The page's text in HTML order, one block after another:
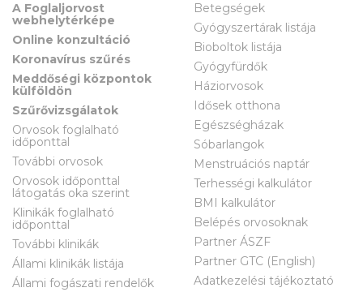
A Foglaljorvost
webhelytérképe
Online konzultáció
Koronavírus szűrés
Meddőségi központok
külföldön
Szűrővizsgálatok
Orvosok foglalható
időponttal
További orvosok
Orvosok időponttal
látogatás oka szerint
Klinikák foglalható
időponttal
További klinikák
Állami klinikák listája
Állami fogászati rendelők
Betegségek
Gyógyszertárak listája
Bioboltok listája
Gyógyfürdők
Háziorvosok
Idősek otthona
Egészségházak
Sóbarlangok
Menstruációs naptár
Terhességi kalkulátor
BMI kalkulátor
Belépés orvosoknak
Partner ÁSZF
Partner GTC (English)
Adatkezelési tájékoztató